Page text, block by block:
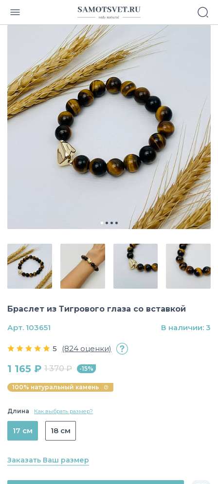
Браслет из Тигрового глаза со вставкой
5 (824 оценки)
1 165 ₽ 1 370 ₽ -15%
100% натуральный камень
Длина Как выбрать размер?
17 см 18 см
Заказать Ваш размер
Арт. 103651 В наличии: 3